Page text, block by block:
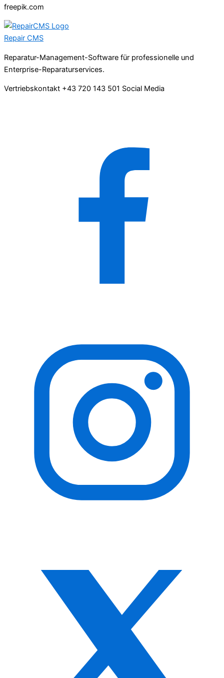
freepik.com
Repair CMS
Reparatur-Management-Software für professionelle und
Enterprise-Reparaturservices.
Vertriebskontakt +43 720 143 501 Social Media